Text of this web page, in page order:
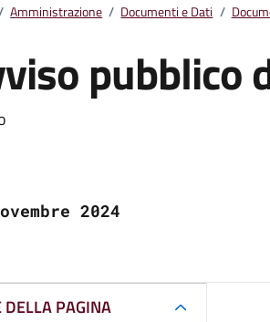
Amministrazione / Documenti e Dati /
pubblico
del
2024
DELLA PAGINA